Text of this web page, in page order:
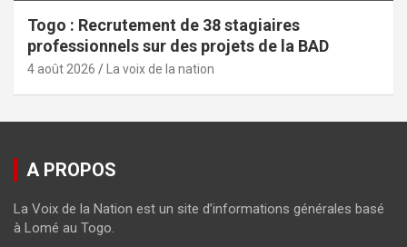
Togo : Recrutement de 38 stagiaires
professionnels sur des projets de la BAD
4 août 2026 La voix de la nation
A PROPOS
La Voix de la Nation est un site d’informations générales basé
à Lomé au Togo.